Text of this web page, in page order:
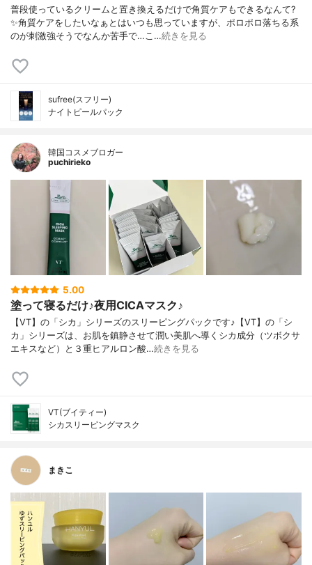
普段使っているクリームと置き換えるだけで角質ケアもできるなんて?
✨角質ケアをしたいなぁとはいつも思っていますが、ポロポロ落ちる系
のが刺激強そうでなんか苦手で…こ…続きを見る
sufree(スフリー)
ナイトピールパック
韓国コスメブロガー
puchirieko
5.00
塗って寝るだけ♪夜用CICAマスク♪
【VT】の「シカ」シリーズのスリーピングパックです♪【VT】の「シ
カ」シリーズは、お肌を鎮静させて潤い美肌へ導くシカ成分（ツボクサ
エキスなど）と３重ヒアルロン酸…続きを見る
VT(ブイティー)
シカスリーピングマスク
まきこ